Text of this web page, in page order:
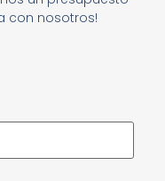
con nosotros!